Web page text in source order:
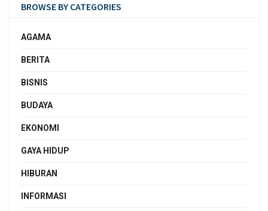
BROWSE BY CATEGORIES
AGAMA
BERITA
BISNIS
BUDAYA
EKONOMI
GAYA HIDUP
HIBURAN
INFORMASI